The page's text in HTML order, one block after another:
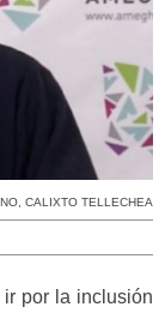
, CALIXTO TELLECHEA
ir por la inclusión